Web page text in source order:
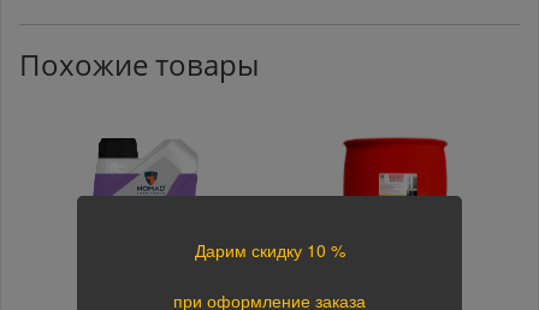
Похожие товары
Дарим скидку 10 %
при оформление заказа